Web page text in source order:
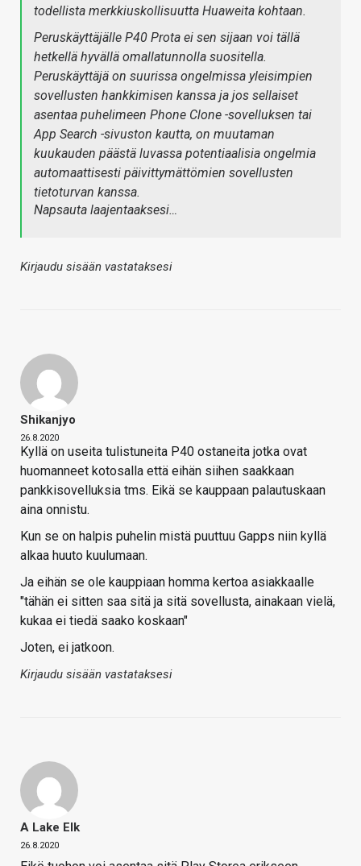
todellista merkkiuskollisuutta Huaweita kohtaan.
Peruskäyttäjälle P40 Prota ei sen sijaan voi tällä
hetkellä hyvällä omallatunnolla suositella.
Peruskäyttäjä on suurissa ongelmissa yleisimpien
sovellusten hankkimisen kanssa ja jos sellaiset
asentaa puhelimeen Phone Clone -sovelluksen tai
App Search -sivuston kautta, on muutaman
kuukauden päästä luvassa potentiaalisia ongelmia
automaattisesti päivittymättömien sovellusten
tietoturvan kanssa.
Napsauta laajentaaksesi…
Kirjaudu sisään vastataksesi
Shikanjyo
26.8.2020
Kyllä on useita tulistuneita P40 ostaneita jotka ovat
huomanneet kotosalla että eihän siihen saakkaan
pankkisovelluksia tms. Eikä se kauppaan palautuskaan
aina onnistu.
Kun se on halpis puhelin mistä puuttuu Gapps niin kyllä
alkaa huuto kuulumaan.
Ja eihän se ole kauppiaan homma kertoa asiakkaalle
"tähän ei sitten saa sitä ja sitä sovellusta, ainakaan vielä,
kukaa ei tiedä saako koskaan"
Joten, ei jatkoon.
Kirjaudu sisään vastataksesi
A Lake Elk
26.8.2020